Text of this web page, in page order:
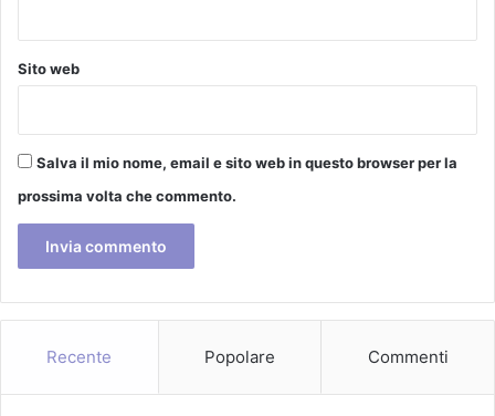
s
o
s
s
”
d
l
Sito web
Salva il mio nome, email e sito web in questo browser per la
prossima volta che commento.
Recente Popolare Commenti